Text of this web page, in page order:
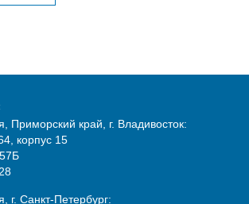
Приморский край, г. Владивосток:
корпус 15
г. Санкт-Петербург: